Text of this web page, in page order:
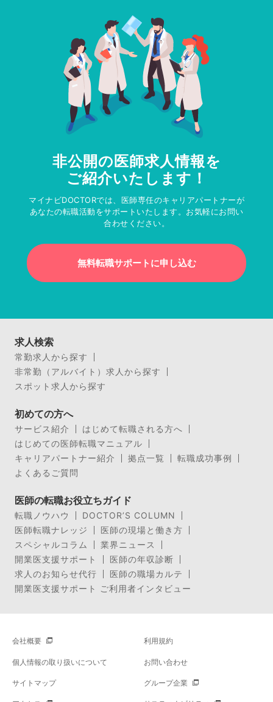
非公開の医師求人情報を
ご紹介いたします！
マイナビDOCTORでは、医師専任のキャリアパートナーが
あなたの転職活動をサポートいたします。お気軽にお問い
合わせください。
無料転職サポートに申し込む
求人検索
常勤求人から探す
非常勤（アルバイト）求人から探す
スポット求人から探す
初めての方へ
サービス紹介
はじめて転職される方へ
はじめての医師転職マニュアル
キャリアパートナー紹介
拠点一覧
転職成功事例
よくあるご質問
医師の転職お役立ちガイド
転職ノウハウ
DOCTOR’S COLUMN
医師転職ナレッジ
医師の現場と働き方
スペシャルコラム
業界ニュース
開業医支援サポート
医師の年収診断
求人のお知らせ代行
医師の職場カルテ
開業医支援サポート ご利用者インタビュー
会社概要 利用規約
個人情報の取り扱いについて お問い合わせ
サイトマップ グループ企業